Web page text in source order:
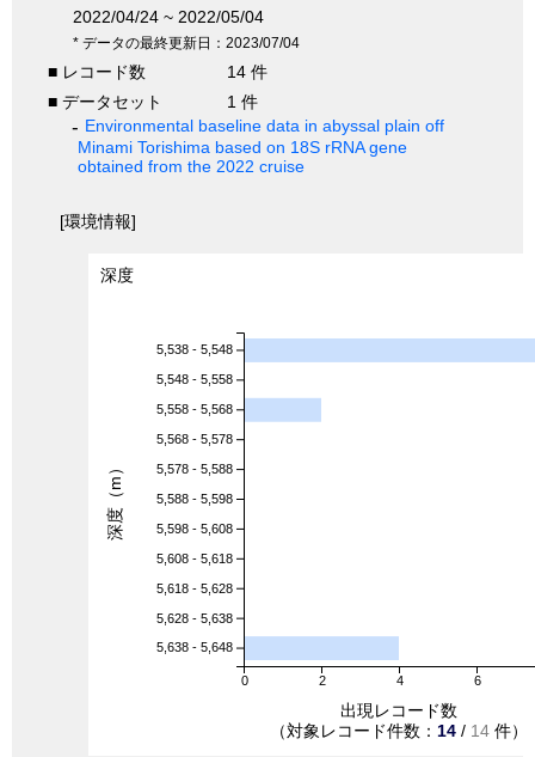
2022/04/24 ~ 2022/05/04
* データの最終更新日：2023/07/04
■ レコード数
14 件
■ データセット
1 件
Environmental baseline data in abyssal plain off
Minami Torishima based on 18S rRNA gene
obtained from the 2022 cruise
[環境情報]
深度
0 2 4 6
5,538 - 5,548
5,548 - 5,558
5,558 - 5,568
5,568 - 5,578
5,578 - 5,588
5,588 - 5,598
5,598 - 5,608
5,608 - 5,618
5,618 - 5,628
5,628 - 5,638
5,638 - 5,648
出現レコード数
（対象レコード件数： 14 / 14 件）
深度（m）